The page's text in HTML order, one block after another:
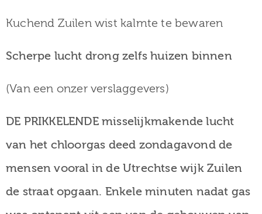
Verhalen
Zuilen
Kuchend Zuilen wist kalmte te bewaren
Scherpe lucht drong zelfs huizen binnen
(Van een onzer verslaggevers)
DE PRIKKELENDE misselijkmakende lucht
van het chloorgas deed zondagavond de
mensen vooral in de Utrechtse wijk Zuilen
de straat opgaan. Enkele minuten nadat gas